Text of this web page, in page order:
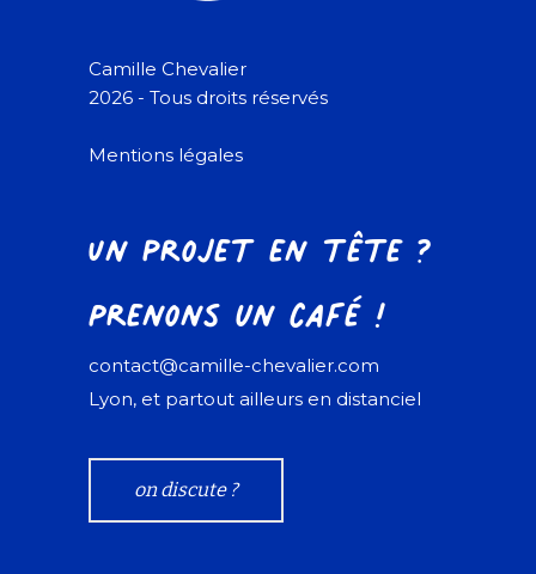
Camille Chevalier
2026 - Tous droits réservés
Mentions légales
Un projet en tête ?
Prenons un café !
contact@camille-chevalier.com
Lyon, et partout ailleurs en distanciel
on discute ?